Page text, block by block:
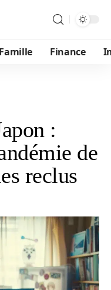
Famille Finance
:
de
reclus